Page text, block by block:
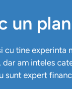
un
cu tine experinta
am inteles
sunt expert